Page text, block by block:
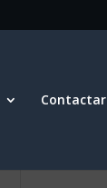
Contactar